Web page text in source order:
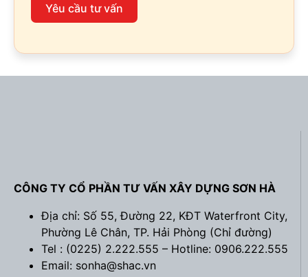
Yêu cầu tư vấn
CÔNG TY CỔ PHẦN TƯ VẤN XÂY DỰNG SƠN HÀ
Địa chỉ: Số 55, Đường 22, KĐT Waterfront City,
Phường Lê Chân, TP. Hải Phòng (Chỉ đường)
Tel : (0225) 2.222.555 – Hotline: 0906.222.555
Email: sonha@shac.vn